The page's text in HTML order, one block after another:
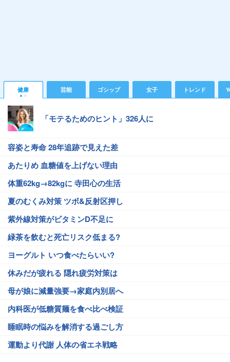
健康 芸能 ゴシップ 女子 トレンド
「モテるためのヒント」326人に
容姿と寿命 28年追跡で見えた差
あたりめ 血糖値を上げない理由
体重62kg→82kgに 寺田心の生活
夏のむくみ対策 ツボ&反射区押し
紫外線対策がビタミンD不足に
緑茶を飲むと死亡リスク低まる?
ヨーグルト いつ食べたらいい?
休みだが疲れる 隠れ疲労対策は
母が娘に減量強要→家庭内別居へ
内科医が低糖質麺を食べ比べ検証
睡眠時の悩みを解消する過ごし方
運動より代謝 人体の省エネ戦略